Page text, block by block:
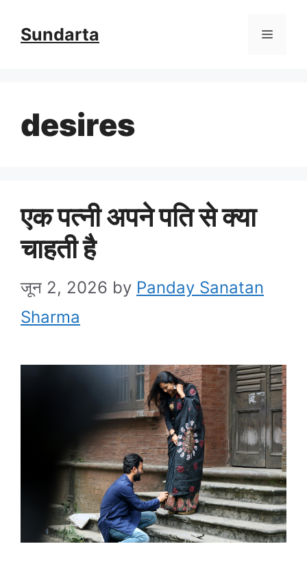
Sundarta Menu
desires
एक पत्नी अपने पति से क्या
चाहती है
जून 2, 2026 by Panday Sanatan
Sharma